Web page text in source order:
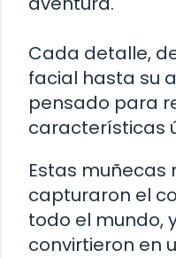
Cada detalle,
facial hasta su
pensado para
características
Estas muñecas
capturaron el
todo el mundo,
convirtieron en